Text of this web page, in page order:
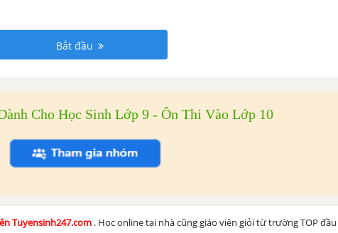
Bắt đầu
Cho Học Sinh Lớp 9 - Ôn Thi Vào Lớp 10
Tuyensinh247.com . Học online tại nhà cũng giáo viên giỏi từ trường TOP đầu